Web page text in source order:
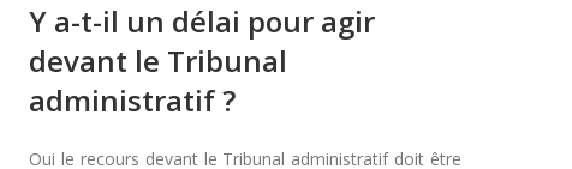
Y a-t-il un délai pour agir
devant le Tribunal
administratif ?
Oui le recours devant le Tribunal administratif doit être